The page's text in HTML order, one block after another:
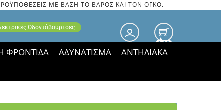
ΜΕ ΒΑΣΗ ΤΟ ΒΑΡΟΣ ΚΑΙ ΤΟΝ ΟΓΚΟ.
Οδοντόβουρτσες
0.00
ΦΡΟΝΤΙΔΑ ΑΔΥΝΑΤΙΣΜΑ
ΑΝΤΗΛΙΑΚΑ
ΠΑΡΑΜΕΝΟΥΝ!